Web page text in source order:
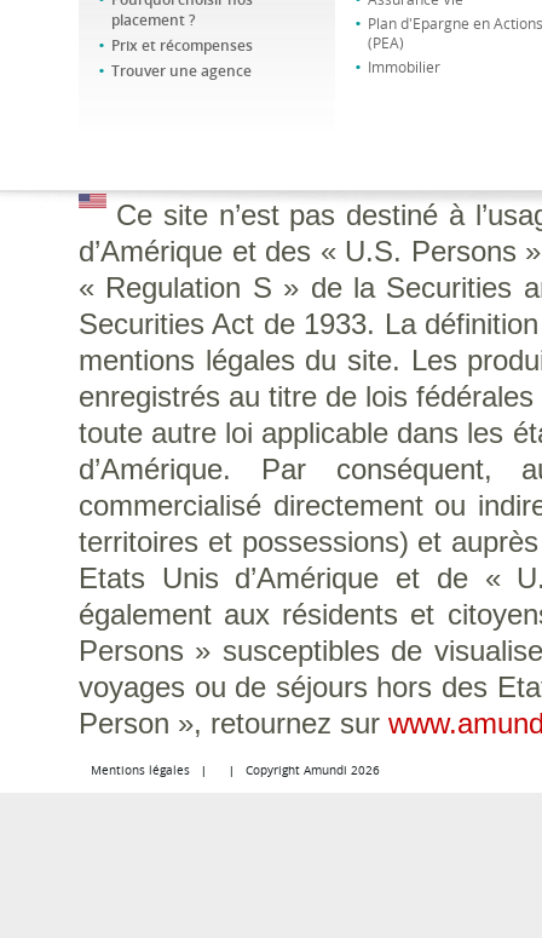
placement ?
Prix et récompenses
Trouver une agence
Plan d'Epargne en Actions
(PEA)
Immobilier
Ce site n’est pas destiné à
d’Amérique et des « U.S. Persons
« Regulation S » de la Securities
Securities Act de 1933. La
mentions légales du site. Les
enregistrés au titre de lois
toute autre loi applicable dans les
d’Amérique. Par
commercialisé directement ou
territoires et possessions) et
Etats Unis d’Amérique et de «
également aux résidents et
Persons » susceptibles de
voyages ou de séjours hors des
Person », retournez sur
Mentions légales Copyright Amundi 2026